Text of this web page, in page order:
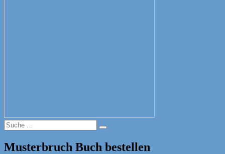
Suche
nach:
Suche
Musterbruch Buch bestellen